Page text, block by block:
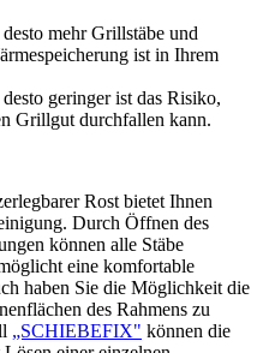
mehr Grillstäbe und
ist in Ihrem
geringer ist das Risiko,
Grillgut durchfallen kann.
Rost bietet Ihnen
Durch Öffnen des
können alle Stäbe
eine komfortable
haben Sie die Möglichkeit die
des Rahmens zu
„SCHIEBEFIX" können die